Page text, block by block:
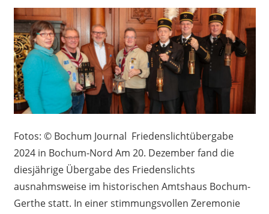
Fotos: © Bochum Journal Friedenslichtübergabe
2024 in Bochum-Nord Am 20. Dezember fand die
diesjährige Übergabe des Friedenslichts
ausnahmsweise im historischen Amtshaus Bochum-
Gerthe statt. In einer stimmungsvollen Zeremonie